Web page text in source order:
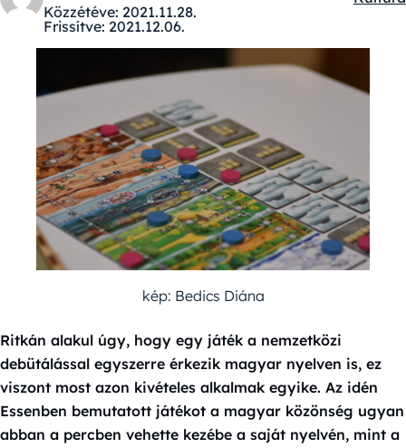
Közzétéve: 2021.11.28.
Frissítve: 2021.12.06.
kép: Bedics Diána
Ritkán alakul úgy, hogy egy játék a nemzetközi
debütálással egyszerre érkezik magyar nyelven is, ez
viszont most azon kivételes alkalmak egyike. Az idén
Essenben bemutatott játékot a magyar közönség ugyan
abban a percben vehette kezébe a saját nyelvén, mint a